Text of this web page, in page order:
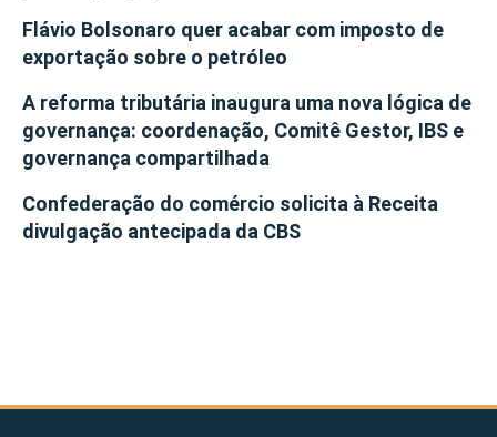
Flávio Bolsonaro quer acabar com imposto de
exportação sobre o petróleo
A reforma tributária inaugura uma nova lógica de
governança: coordenação, Comitê Gestor, IBS e
governança compartilhada
Confederação do comércio solicita à Receita
divulgação antecipada da CBS